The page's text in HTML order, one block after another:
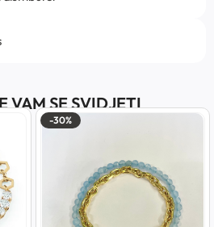
VAM SE SVIDJETI
-30%